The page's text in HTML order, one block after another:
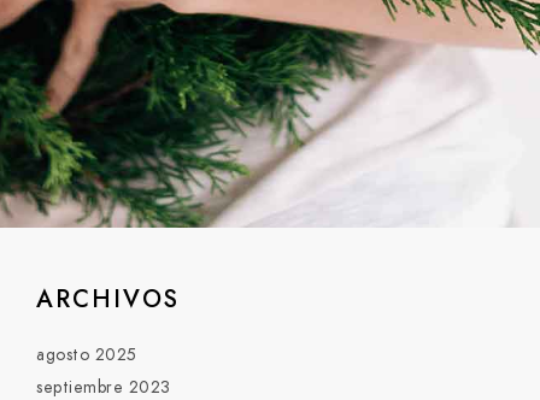
ARCHIVOS
agosto 2025
septiembre 2023